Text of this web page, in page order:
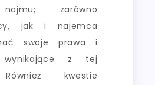
zarówno
jak i najemca
swoje prawa i
wynikające z tej
kwestie